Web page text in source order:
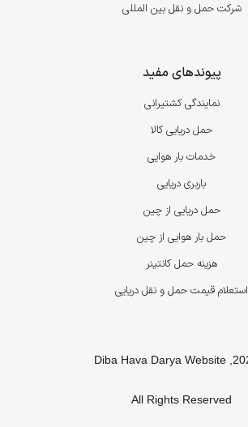
شرکت حمل و نقل بین المللی
پیوندهای مفید
نمایندگی کشتیرانی
حمل دریایی کالا
خدمات بار هوایی
باربری دریایی
حمل دریایی از چین
حمل بار هوایی از چین
هزینه حمل کانتینر
استعلام قیمت حمل و نقل دریایی
All Rights Reserved